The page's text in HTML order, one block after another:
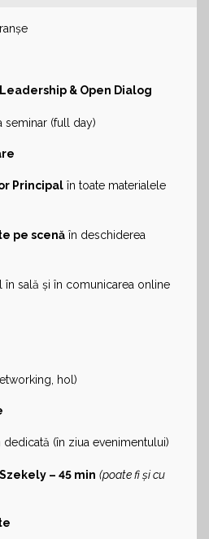
Leadership & Open Dialog
seminar (full day)
Principal în toate materialele
pe scenă în deschiderea
în sală și în comunicarea online
hol)
(în ziua evenimentului)
– 45 min (poate fi și cu